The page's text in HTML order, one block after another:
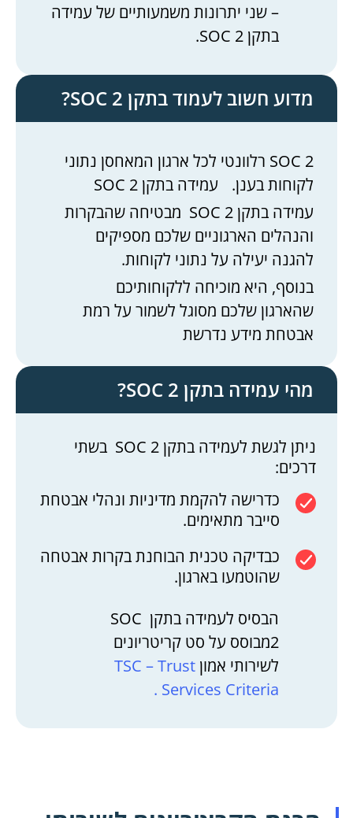
– שני יתרונות משמעותיים של עמידה
בתקן SOC 2.
מדוע חשוב לעמוד בתקן SOC 2?
SOC 2 רלוונטי לכל ארגון המאחסן נתוני
לקוחות בענן. עמידה בתקן SOC 2
עמידה בתקן SOC 2 מבטיחה שהבקרות
והנהלים הארגוניים שלכם מספיקים
להגנה יעילה על נתוני לקוחות.
בנוסף, היא מוכיחה ללקוחותיכם
שהארגון שלכם מסוגל לשמור על רמת
אבטחת מידע נדרשת
מהי עמידה בתקן SOC 2?
ניתן לגשת לעמידה בתקן SOC 2 בשתי
דרכים:
כדרישה להקמת מדיניות ונהלי אבטחת
סייבר מתאימים.
כבדיקה טכנית הבוחנת בקרות אבטחה
שהוטמעו בארגון.
הבסיס לעמידה בתקן SOC
2מבוסס על סט קריטריונים
לשירותי אמון TSC – Trust
Services Criteria .